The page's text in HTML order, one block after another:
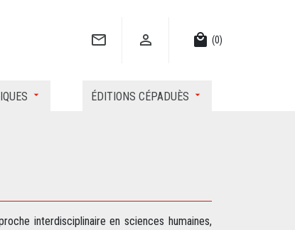
  local_mall (0)
ÉDITIONS CÉPADUÈS
interdisciplinaire en sciences humaines,